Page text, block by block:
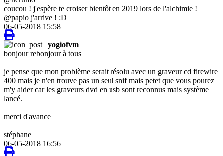
coucou ! j'espère te croiser bientôt en 2019 lors de l'alchimie !
@papio j'arrive ! :D
06-05-2018 15:58
yogiofvm
bonjour rebonjour à tous
je pense que mon problème serait résolu avec un graveur cd firewire
400 mais je n'en trouve pas un seul snif mais petet que vous pourez
m'y aider car les graveurs dvd en usb sont reconnus mais système
lancé.
merci d'avance
stéphane
06-05-2018 16:56